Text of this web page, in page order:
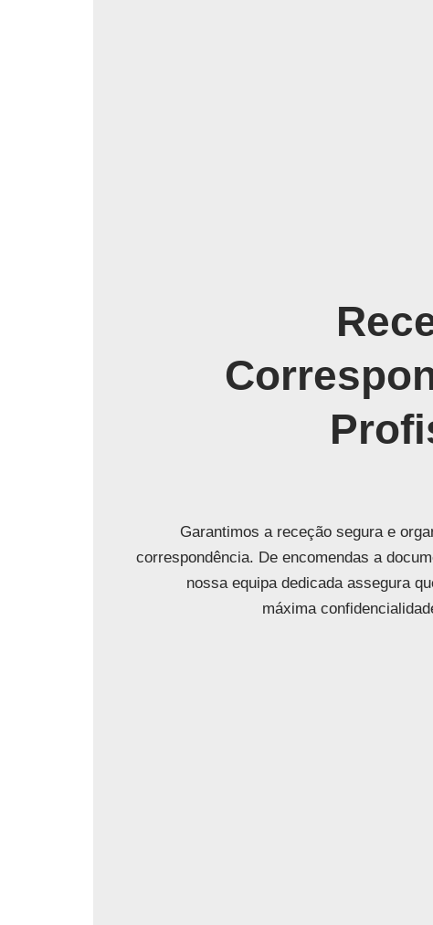
Garantimos a receção segura e
correspondência. De encomendas a
nossa equipa dedicada assegura
máxima